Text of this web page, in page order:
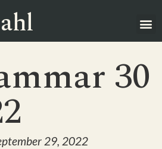
30
29, 2022